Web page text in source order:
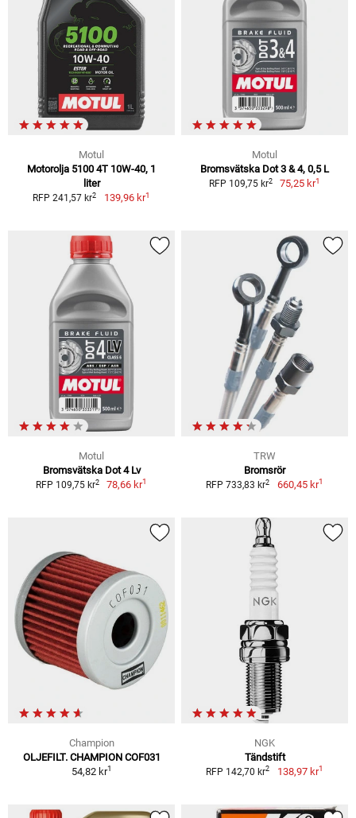
Motul
Motorolja 5100 4T 10W-40, 1
liter
RFP 241,57 kr2 139,96 kr1
Motul
Bromsvätska Dot 3 & 4, 0,5 L
RFP 109,75 kr2 75,25 kr1
Motul
Bromsvätska Dot 4 Lv
RFP 109,75 kr2 78,66 kr1
TRW
Bromsrör
RFP 733,83 kr2 660,45 kr1
Champion
OLJEFILT. CHAMPION COF031
54,82 kr1
NGK
Tändstift
RFP 142,70 kr2 138,97 kr1